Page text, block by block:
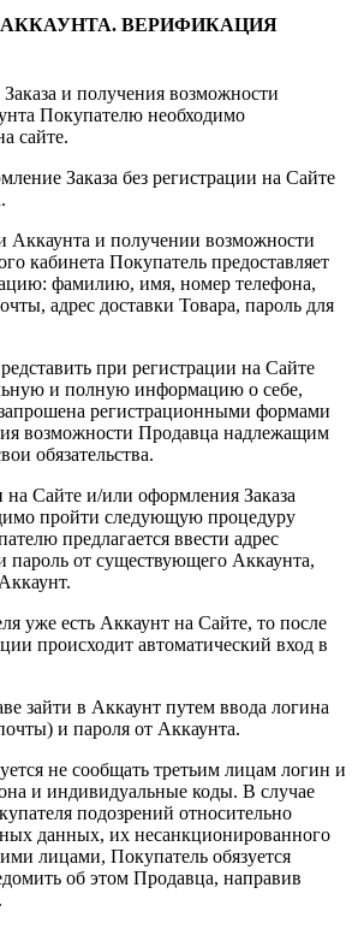
АККАУНТА. ВЕРИФИКАЦИЯ
и получения возможности
Покупателю необходимо
сайте.
Заказа без регистрации на Сайте
Аккаунта и получении возможности
кабинета Покупатель предоставляет
фамилию, имя, номер телефона,
адрес доставки Товара, пароль для
при регистрации на Сайте
и полную информацию о себе,
регистрационными формами
возможности Продавца надлежащим
обязательства.
на Сайте и/или оформления Заказа
пройти следующую процедуру
предлагается ввести адрес
пароль от существующего Аккаунта,
уже есть Аккаунт на Сайте, то после
происходит автоматический вход в
зайти в Аккаунт путем ввода логина
и пароля от Аккаунта.
не сообщать третьим лицам логин и
и индивидуальные коды. В случае
подозрений относительно
данных, их несанкционированного
лицами, Покупатель обязуется
об этом Продавца, направив